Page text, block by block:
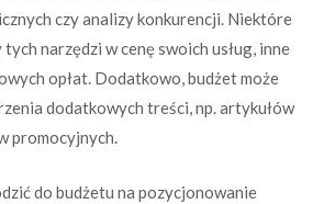
czy analizy konkurencji. Niektóre
narzędzi w cenę swoich usług, inne
opłat. Dodatkowo, budżet może
dodatkowych treści, np. artykułów
promocyjnych.
do budżetu na pozycjonowanie